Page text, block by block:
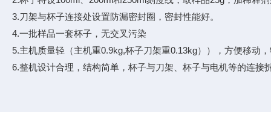
3.刀架与杯子连接处设置防漏密封圈，密封性能好。
4.一批样品一套杯子，无交叉污染
5.主机质量轻（主机重0.9kg,杯子刀架重0.13kg）），方便移动
6.整机设计合理，结构简单，杯子与刀架、杯子与电机等的连接